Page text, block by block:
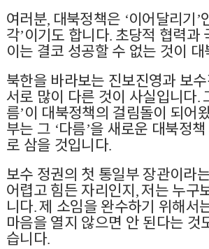
여러분, 대북정책은 ‘이어달리기’
각’이기도 합니다. 초당적 협력과
이는 결코 성공할 수 없는 것이
북한을 바라보는 진보진영과 보
서로 많이 다른 것이 사실입니다.
름’이 대북정책의 걸림돌이 되어
부는 그 ‘다름’을 새로운 대북정
로 삼을 것입니다.
보수 정권의 첫 통일부 장관이라
어렵고 힘든 자리인지,저는 누구
니다.제 소임을 완수하기 위해서
마음을 열지 않으면 안 된다는 것
습니다.